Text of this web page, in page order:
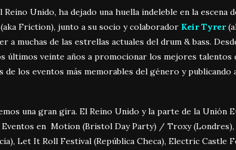
Reino Unido, ha dejado una huella indeleble en la escena
Friction), junto a su socio y colaborador Keir Tyrer
a muchas de las estrellas actuales del drum & bass.
últimos veinte años a promocionar los mejores talentos
de los eventos más memorables del género y publicando
una gran gira. El Reino Unido y la parte de la Unión
en Motion (Bristol Day Party) / Troxy (Londres),
Let It Roll Festival (República Checa), Electric Castle